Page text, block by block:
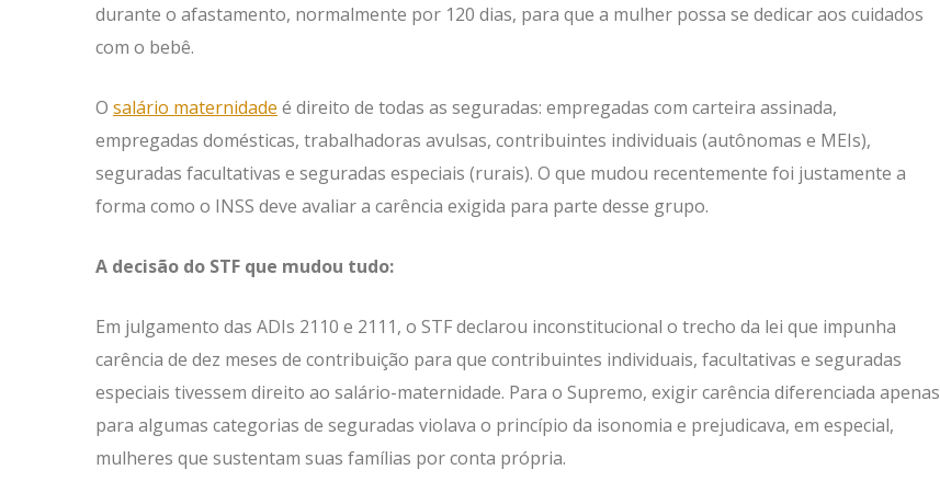
durante o afastamento, normalmente por 120 dias, para que a mulher possa se dedicar aos cuidados
com o bebê.
O salário maternidade é direito de todas as seguradas: empregadas com carteira assinada,
empregadas domésticas, trabalhadoras avulsas, contribuintes individuais (autônomas e MEIs),
seguradas facultativas e seguradas especiais (rurais). O que mudou recentemente foi justamente a
forma como o INSS deve avaliar a carência exigida para parte desse grupo.
A decisão do STF que mudou tudo:
Em julgamento das ADIs 2110 e 2111, o STF declarou inconstitucional o trecho da lei que impunha
carência de dez meses de contribuição para que contribuintes individuais, facultativas e seguradas
especiais tivessem direito ao salário-maternidade. Para o Supremo, exigir carência diferenciada apenas
para algumas categorias de seguradas violava o princípio da isonomia e prejudicava, em especial,
mulheres que sustentam suas famílias por conta própria.